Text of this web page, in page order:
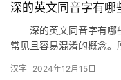
深的英文同音字有哪
深的英文同音字有哪
常见且容易混淆的概念
汉字 2024年12月15日